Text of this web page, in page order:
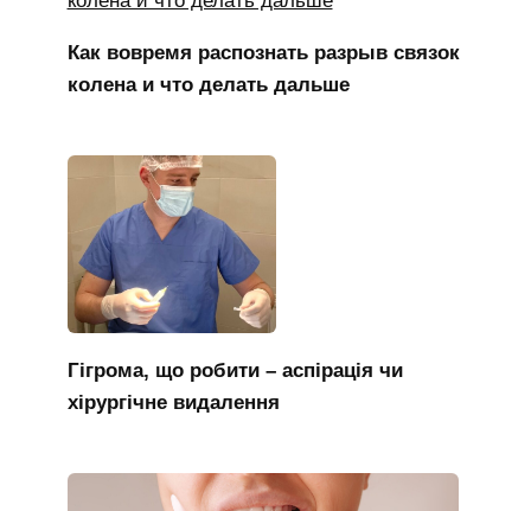
Как вовремя распознать разрыв связок
колена и что делать дальше
Гігрома, що робити – аспірація чи
хірургічне видалення